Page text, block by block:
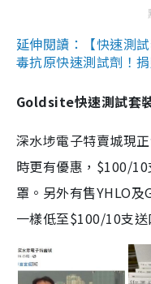
延伸閱讀：【快速測
毒抗原快速測試劑！
Goldsite快速測試套
深水埗電子特賣城現
時更有優惠，$100/
罩。另外有售YHLO及
一樣低至$100/10支送